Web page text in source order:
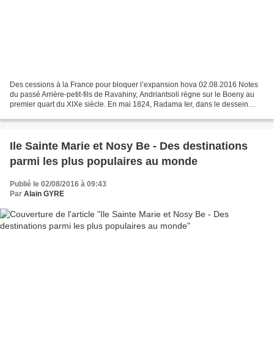
Des cessions à la France pour bloquer l’expansion hova 02.08.2016 Notes
du passé Arrière-petit-fils de Ravahiny, Andriantsoli règne sur le Boeny au
premier quart du XIXe siècle. En mai 1824, Radama Ier, dans le dessein
Ile Sainte Marie et Nosy Be - Des destinations
parmi les plus populaires au monde
Publié le 02/08/2016 à 09:43
Par Alain GYRE